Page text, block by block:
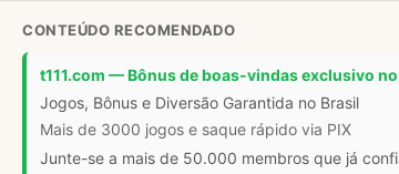
CONTEÚDO RECOMENDADO
t111.com — Bônus de boas-vindas exclusivo
Jogos, Bônus e Diversão Garantida no Brasil
Mais de 3000 jogos e saque rápido via PIX
Junte-se a mais de 50.000 membros que já